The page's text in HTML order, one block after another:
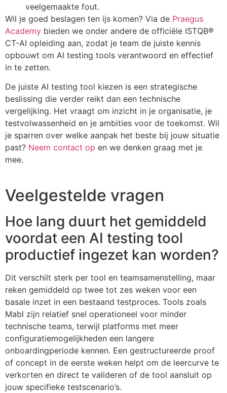
veelgemaakte fout.
Wil je goed beslagen ten ijs komen? Via de Praegus
Academy bieden we onder andere de officiële ISTQB®
CT-AI opleiding aan, zodat je team de juiste kennis
opbouwt om AI testing tools verantwoord en effectief
in te zetten.
De juiste AI testing tool kiezen is een strategische
beslissing die verder reikt dan een technische
vergelijking. Het vraagt om inzicht in je organisatie, je
testvolwassenheid en je ambities voor de toekomst. Wil
je sparren over welke aanpak het beste bij jouw situatie
past? Neem contact op en we denken graag met je
mee.
Veelgestelde vragen
Hoe lang duurt het gemiddeld
voordat een AI testing tool
productief ingezet kan worden?
Dit verschilt sterk per tool en teamsamenstelling, maar
reken gemiddeld op twee tot zes weken voor een
basale inzet in een bestaand testproces. Tools zoals
Mabl zijn relatief snel operationeel voor minder
technische teams, terwijl platforms met meer
configuratiemogelijkheden een langere
onboardingperiode kennen. Een gestructureerde proof
of concept in de eerste weken helpt om de leercurve te
verkorten en direct te valideren of de tool aansluit op
jouw specifieke testscenario’s.